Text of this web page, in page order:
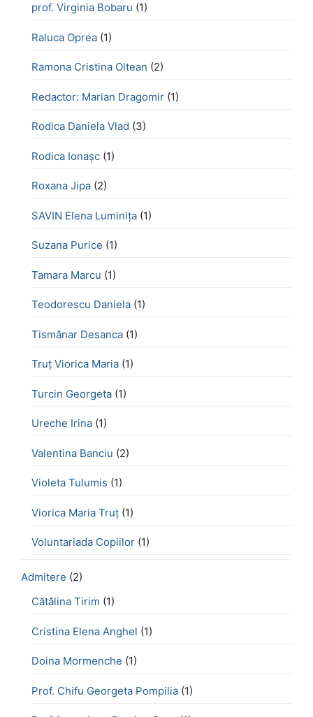
prof. Virginia Bobaru (1)
Raluca Oprea (1)
Ramona Cristina Oltean (2)
Redactor: Marian Dragomir (1)
Rodica Daniela Vlad (3)
Rodica Ionașc (1)
Roxana Jipa (2)
SAVIN Elena Luminița (1)
Suzana Purice (1)
Tamara Marcu (1)
Teodorescu Daniela (1)
Tismănar Desanca (1)
Truț Viorica Maria (1)
Turcin Georgeta (1)
Ureche Irina (1)
Valentina Banciu (2)
Violeta Tulumis (1)
Viorica Maria Truț (1)
Voluntariada Copiilor (1)
Admitere (2)
Cătălina Tirim (1)
Cristina Elena Anghel (1)
Doina Mormenche (1)
Prof. Chifu Georgeta Pompilia (1)